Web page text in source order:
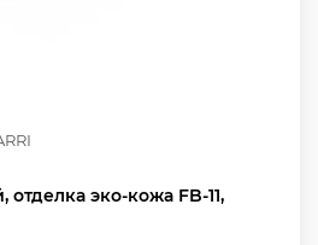
эко-кожа FB-11,